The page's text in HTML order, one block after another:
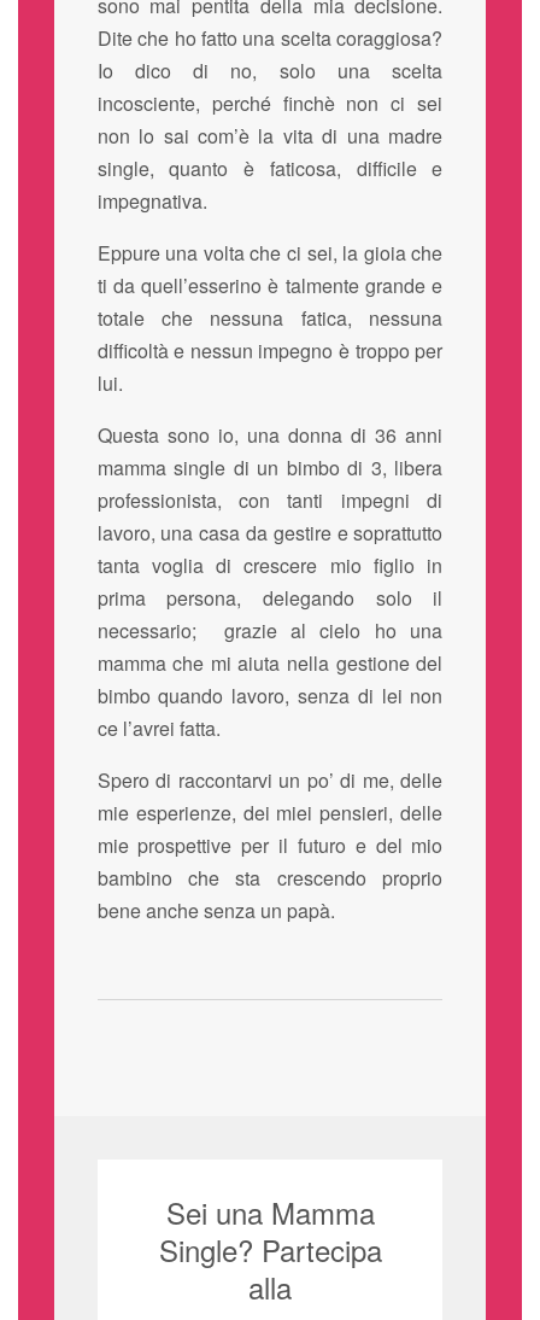
sono mai pentita della mia decisione.
Dite che ho fatto una scelta coraggiosa?
Io dico di no, solo una scelta
incosciente, perché finchè non ci sei
non lo sai com’è la vita di una madre
single, quanto è faticosa, difficile e
impegnativa.
Eppure una volta che ci sei, la gioia che
ti da quell’esserino è talmente grande e
totale che nessuna fatica, nessuna
difficoltà e nessun impegno è troppo per
lui.
Questa sono io, una donna di 36 anni
mamma single di un bimbo di 3, libera
professionista, con tanti impegni di
lavoro, una casa da gestire e soprattutto
tanta voglia di crescere mio figlio in
prima persona, delegando solo il
necessario; grazie al cielo ho una
mamma che mi aiuta nella gestione del
bimbo quando lavoro, senza di lei non
ce l’avrei fatta.
Spero di raccontarvi un po’ di me, delle
mie esperienze, dei miei pensieri, delle
mie prospettive per il futuro e del mio
bambino che sta crescendo proprio
bene anche senza un papà.
Sei una Mamma
Single? Partecipa
alla